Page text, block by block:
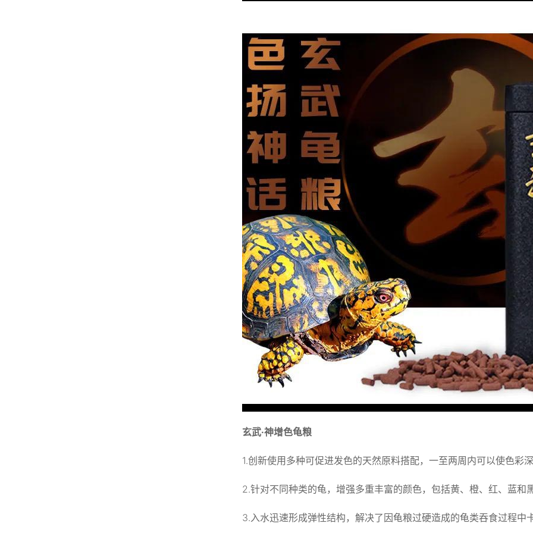
玄武·神增色龟粮
1.创新使用多种可促进发色的天然原料搭配，一至两周内可以使色彩
2.针对不同种类的龟，增强多重丰富的颜色，包括黄、橙、红、蓝和
3.入水迅速形成弹性结构，解决了因龟粮过硬造成的龟类吞食过程中